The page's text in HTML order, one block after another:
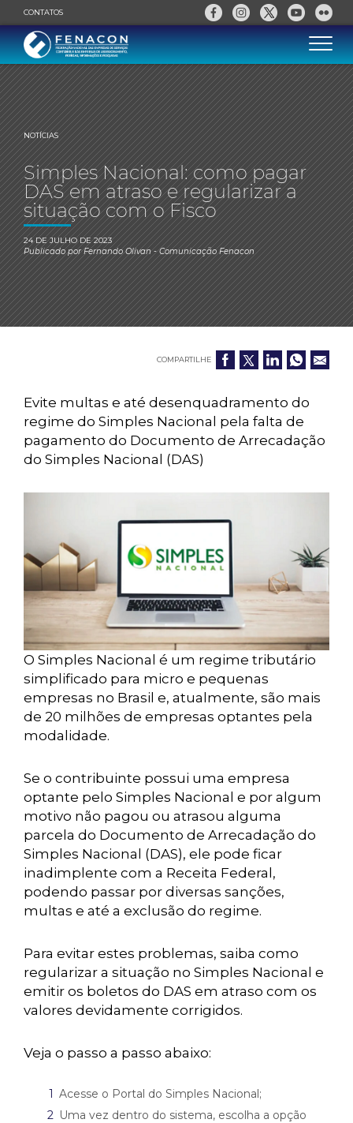
CONTATOS
NOTÍCIAS
Simples Nacional: como pagar
DAS em atraso e regularizar a
situação com o Fisco
24 DE JULHO DE 2023
Publicado porFernando Olivan- Comunicação Fenacon
COMPARTILHE
Evite multas e até desenquadramento do
regime do Simples Nacional pela falta de
pagamento do Documento de Arrecadação
do Simples Nacional (DAS)
O Simples Nacional é um regime tributário
simplificado para micro e pequenas
empresas no Brasil e, atualmente, são mais
de 20 milhões de empresas optantes pela
modalidade.
Se o contribuinte possui uma empresa
optante pelo Simples Nacional e por algum
motivo não pagou ou atrasou alguma
parcela do Documento de Arrecadação do
Simples Nacional (DAS), ele pode ficar
inadimplente com a Receita Federal,
podendo passar por diversas sanções,
multas e até a exclusão do regime.
Para evitar estes problemas, saiba como
regularizar a situação no Simples Nacional e
emitir os boletos do DAS em atraso com os
valores devidamente corrigidos.
Veja o passo a passo abaixo:
Acesse o Portal do Simples Nacional;
Uma vez dentro do sistema, escolha a opção